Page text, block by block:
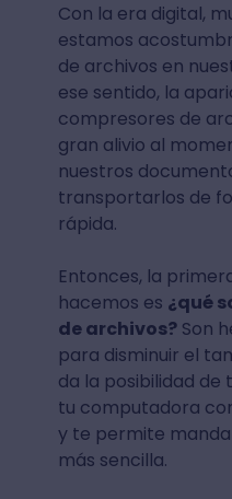
Con la era digital,
estamos
de archivos en
ese sentido, la
compresores de
gran alivio al
nuestros
transportarlos de
rápida.
Entonces, la
hacemos es ¿qué
de archivos?Son
para disminuir el
da la posibilidad de
tu computadora
y te permite
más sencilla.